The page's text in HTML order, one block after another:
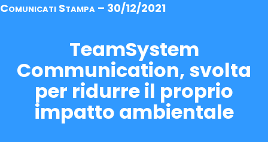
Comunicati Stampa – 30/12/2021
TeamSystem
Communication, svolta
per ridurre il proprio
impatto ambientale